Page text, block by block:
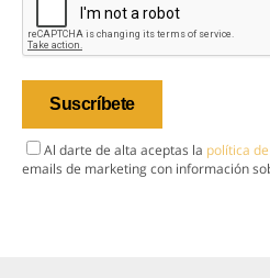
Al darte de alta aceptas la política
emails de marketing con información